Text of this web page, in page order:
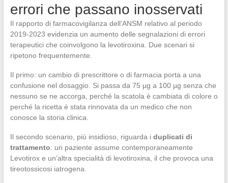
errori che passano inosservati
Il rapporto di farmacovigilanza dell’ANSM relativo al periodo
2019-2023 evidenzia un aumento delle segnalazioni di errori
terapeutici che coinvolgono la levotiroxina. Due scenari si
ripetono frequentemente.
Il primo: un cambio di prescrittore o di farmacia porta a una
confusione nel dosaggio. Si passa da 75 µg a 100 µg senza che
nessuno se ne accorga, perché la scatola è cambiata di colore o
perché la ricetta è stata rinnovata da un medico che non
conosce la storia clinica.
Il secondo scenario, più insidioso, riguarda i duplicati di
trattamento: un paziente assume contemporaneamente
Levotirox e un’altra specialità di levotiroxina, il che provoca una
tireotossicosi iatrogena.